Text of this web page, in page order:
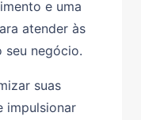
e uma
atender às
seu negócio.
suas
impulsionar